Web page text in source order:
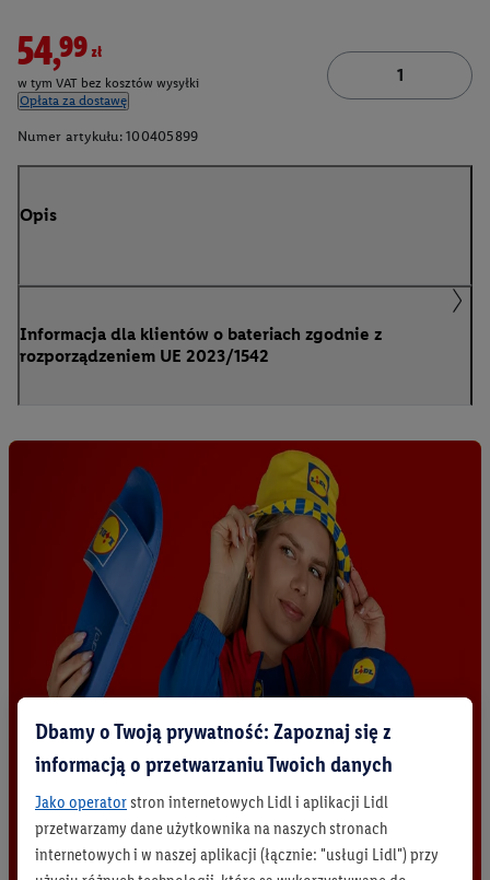
54,99zł
w tym VAT bez kosztów wysyłki
Opłata za dostawę
Numer artykułu: 100405899
Opis
Informacja dla klientów o bateriach zgodnie z
rozporządzeniem UE 2023/1542
Dbamy o Twoją prywatność: Zapoznaj się z
informacją o przetwarzaniu Twoich danych
Jako operatorstron internetowych Lidl i aplikacji Lidl
przetwarzamy dane użytkownika na naszych stronach
internetowych i w naszej aplikacji (łącznie: "usługi Lidl") przy